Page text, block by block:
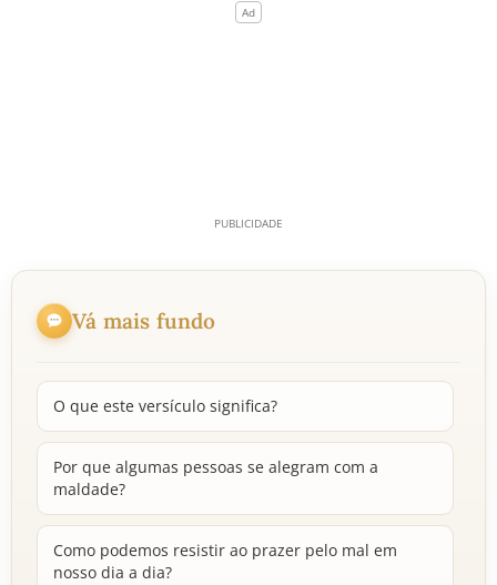
Vá mais fundo
O que este versículo significa?
Por que algumas pessoas se alegram com a
maldade?
Como podemos resistir ao prazer pelo mal em
nosso dia a dia?